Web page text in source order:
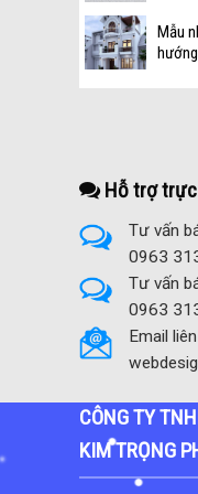
Mẫu
Hỗ trợ trực
Tư vấn
0963
Tư vấn
0963
Email
CÔNG TY
KIM TRỌNG